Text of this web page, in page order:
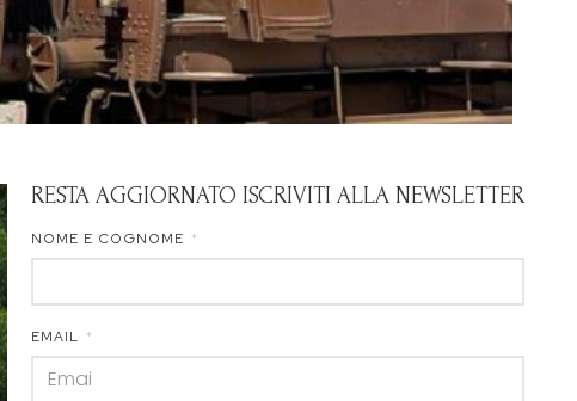
RESTA AGGIORNATO ISCRIVITI ALLA NEWSLETTER
NOME E COGNOME
EMAIL